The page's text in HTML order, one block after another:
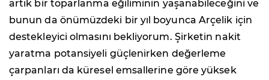
artık bir toparlanma eğiliminin yaşanabileceğini ve
bunun da önümüzdeki bir yıl boyunca Arçelik için
destekleyici olmasını bekliyorum. Şirketin nakit
yaratma potansiyeli güçlenirken değerleme
çarpanları da küresel emsallerine göre yüksek